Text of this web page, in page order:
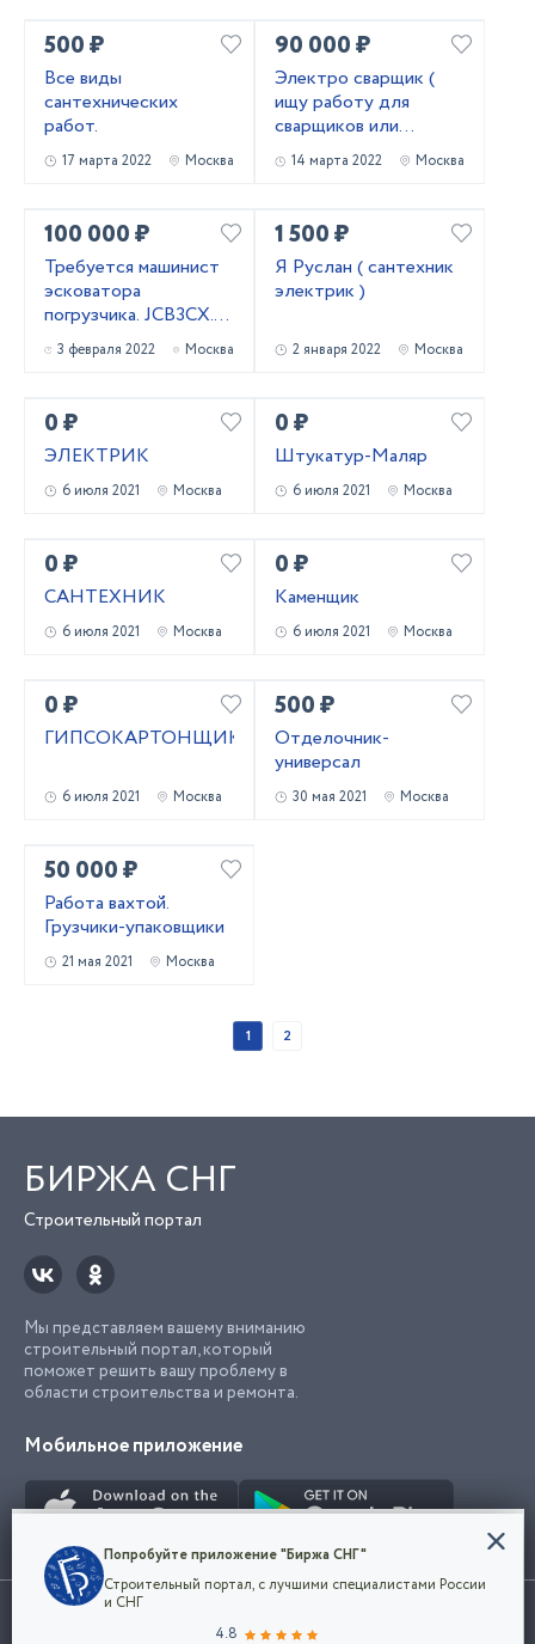
500 ₽
Все виды
сантехнических
работ.
17 марта 2022 Москва
90 000 ₽
Электро сварщик (
ищу работу для
сварщиков или
водителя )
14 марта 2022 Москва
100 000 ₽
Требуется машинист
эсковатора
погрузчика. JCB3CX.
Зарплата. 100000₽
3 февраля 2022 Москва
1 500 ₽
Я Руслан ( сантехник
электрик )
2 января 2022 Москва
0 ₽
ЭЛЕКТРИК
6 июля 2021 Москва
0 ₽
Штукатур-Маляр
6 июля 2021 Москва
0 ₽
САНТЕХНИК
6 июля 2021 Москва
0 ₽
Каменщик
6 июля 2021 Москва
0 ₽
ГИПСОКАРТОНЩИК
6 июля 2021 Москва
500 ₽
Отделочник-
универсал
30 мая 2021 Москва
50 000 ₽
Работа вахтой.
Грузчики-упаковщики
21 мая 2021 Москва
1 2
БИРЖА СНГ
Строительный портал
Мы представляем вашему вниманию
строительный портал, который
поможет решить вашу проблему в
области строительства и ремонта.
Мобильное приложение
Использование сайта, в том числе подача объявлений, означает
марки представленные на сайте являются собственностью их
Конфиденциальность
Мы используем файлы cookie, чтобы сделать
наш сайт удобным для каждого
Попробуйте приложение "Биржа СНГ"
Строительный портал, с лучшими специалистами России
и СНГ
4.8